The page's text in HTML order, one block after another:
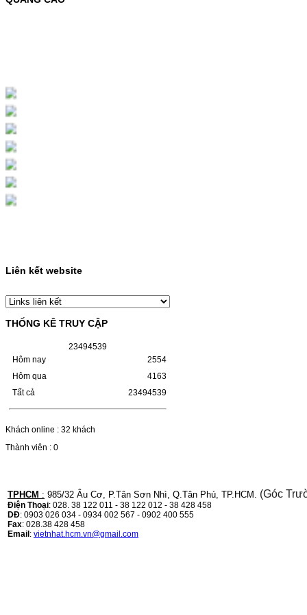
Chọn mua
HỘP MỰC MÀU SAMSUNG
CLT-403S CHO DÒNG MÁY
SL-C435/C436
HỘP MỰC MÀU SAMSUNG CLT-403S CHO
DÒNG MÁY SL-C435/C436MÃ HỘP MỰC:-
Samsung CLT-403S- Loại mực: Mực in laser
màuSỬ DỤNG CHO MÁY IN:- Samsung SL-
HỘP MỰC HP 110A
(W1110A) CHO DÒNG MÁY
LBP 243/MF 461DW
HỘP MỰC HP 110A (W1110A) CHO DÒNG
MÁY LBP 243/MF 461DWMÃ HỘP MỰC:-
Mực in laser trắng đenSỬ DỤNG CHO MÁY
IN:- HP…
Giá : 249.000 VND
243/MF 461DW
HỘP MỰC CANON CRG-070 CHO DÒNG
MÁY LBP 243/MF 461DW MÃ HỘP MỰC:–
Hộp mực Canon CRG-070– Loại mực: Mực
in laser trắng đenSỬ DỤNG CHO MÁY IN:–
Liên kết website
THỐNG KÊ TRUY CẬP
23494539
Hôm nay
Hôm qua
Tất cả
2554
4163
23494539
Khách online : 32 khách
Thành viên : 0
TPHCM : 985/32 Âu Cơ, P.Tân Sơn Nhì, Q.Tân Phú, TP.HCM. (Góc
Điện Thoại: 028. 38 122 011 - 38 122 012 - 38 428 458
DĐ: 0903 026 034 - 0934 002 567 - 0902 400 555
Fax: 028.38 428 458
Email: vietnhat.hcm.vn@gmail.com